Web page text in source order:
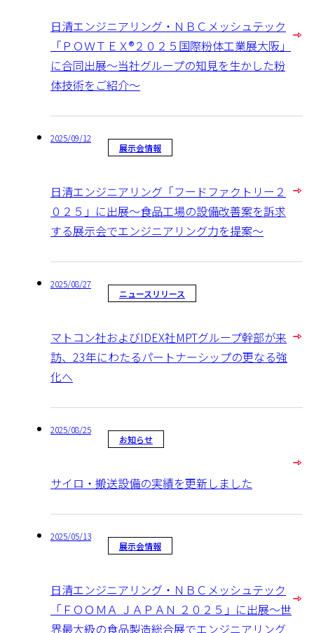
日清エンジニアリング・ＮＢＣメッシュテック
「ＰＯＷＴＥＸ®２０２５国際粉体工業展大阪」
に合同出展～当社グループの知見を生かした粉
体技術をご紹介～
2025/09/12
展示会情報
日清エンジニアリング「フードファクトリー２
０２５」に出展～食品工場の設備改善案を訴求
する展示会でエンジニアリング力を提案～
2025/08/27
ニュースリリース
マトコン社およびIDEX社MPTグループ幹部が来
訪、23年にわたるパートナーシップの更なる強
化へ
2025/08/25
お知らせ
サイロ・搬送設備の実績を更新しました
2025/05/13
展示会情報
日清エンジニアリング・ＮＢＣメッシュテック
「ＦＯＯＭＡ ＪＡＰＡＮ ２０２５」に出展～世
界最大級の食品製造総合展でエンジニアリング